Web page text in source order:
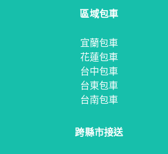
區域包車
宜蘭包車
花蓮包車
台中包車
台東包車
台南包車
跨縣市接送